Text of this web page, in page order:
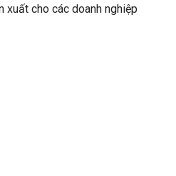
xuất cho các doanh nghiệp